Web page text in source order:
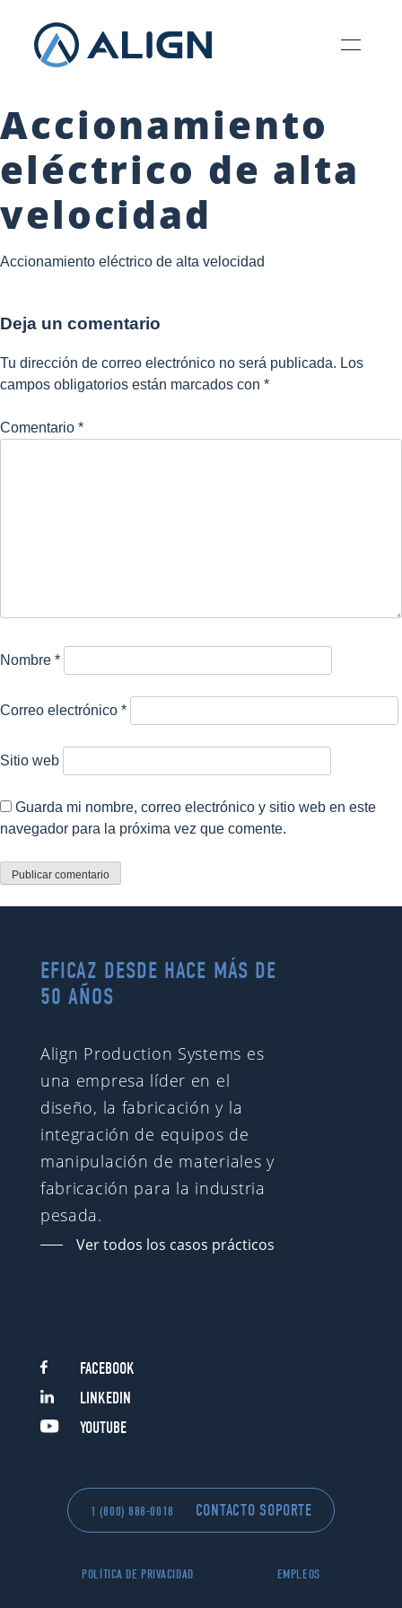
Accionamiento
eléctrico de alta
velocidad
Accionamiento eléctrico de alta velocidad
Deja un comentario
Tu dirección de correo electrónico no será publicada. Los
campos obligatorios están marcados con *
Comentario *
Nombre *
Correo electrónico *
Sitio web
Guarda mi nombre, correo electrónico y sitio web en este
navegador para la próxima vez que comente.
EFICAZ DESDE HACE MÁS DE
50 AÑOS
Align Production Systems es
una empresa líder en el
diseño, la fabricación y la
integración de equipos de
manipulación de materiales y
fabricación para la industria
pesada.
Ver todos los casos prácticos
FACEBOOK
LINKEDIN
YOUTUBE
POLÍTICA DE PRIVACIDAD EMPLEOS
1 (800) 888-0018 CONTACTO SOPORTE